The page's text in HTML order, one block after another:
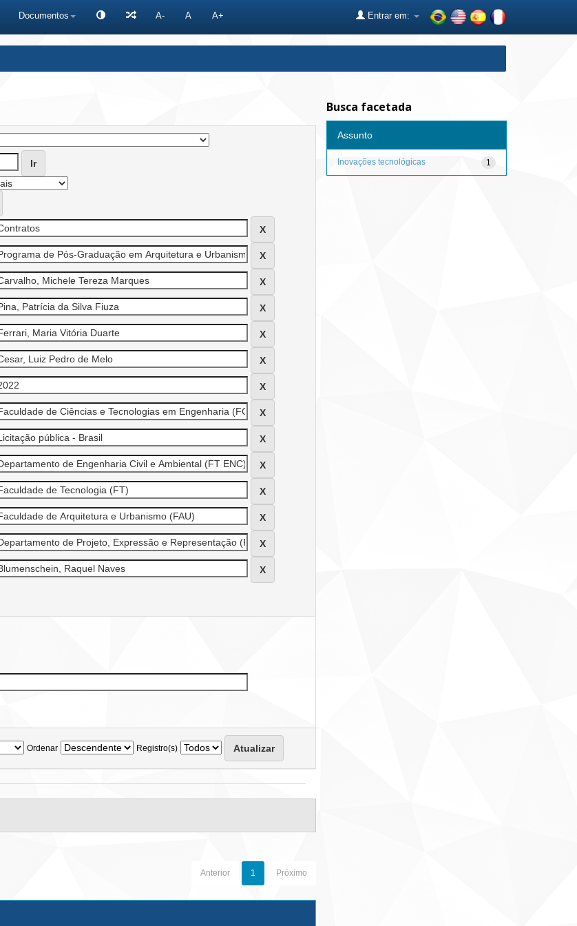
Documentos A- A A+ Entrar em:
Ordenar Registro(s)
Anterior 1 Próximo
Busca facetada
Assunto
1
Inovações tecnológicas